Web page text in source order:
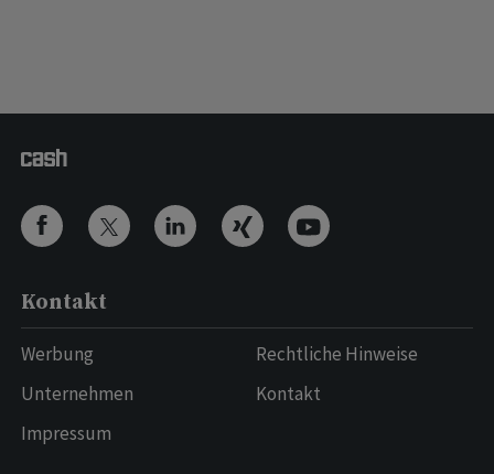
Kontakt
Werbung
Unternehmen
Impressum
Rechtliche Hinweise
Kontakt